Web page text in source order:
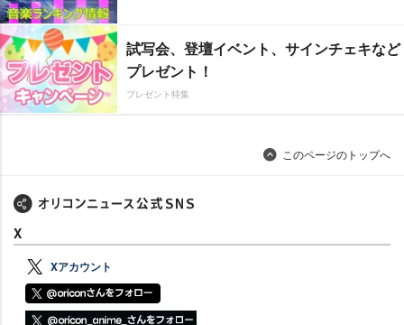
試写会、登壇イベント、サインチェキなど
プレゼント！
プレゼント特集
このページのトップへ
X
Xアカウント